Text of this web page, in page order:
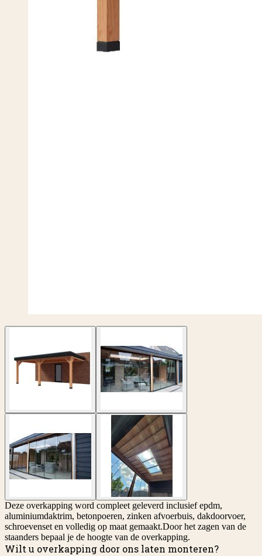
Deze overkapping word compleet geleverd inclusief epdm,
aluminiumdaktrim, betonpoeren, zinken afvoerbuis, dakdoorvoer,
schroevenset en volledig op maat gemaakt.Door het zagen van de
staanders bepaal je de hoogte van de overkapping.
Wilt u overkapping door ons laten monteren?